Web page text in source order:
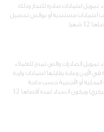
اعتمادات صادرة للتجار وذلك
اعتمادات مستندية أو بوالص تحصيل
الصادرات والتي تمنح للعملاء
وعادة يقابلها اعتمادات واردة
أو الأجنبية حسب حاجة
المقترض وتعليمات الجهات الرقابية (البنك المركزي) ويكون السداد لمدة أقصاها 12